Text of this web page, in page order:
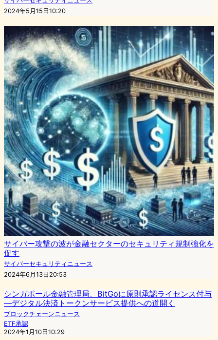
2024年5月15日10:20
サイバー攻撃の波が金融セクターのセキュリティ規制強化を
促す
サイバーセキュリティニュース
2024年6月13日20:53
シンガポール金融管理局、BitGoに原則承認ライセンス付与
—デジタル決済トークンサービス提供への道開く
ブロックチェーンニュース
ETF承認
2024年1月10日10:29